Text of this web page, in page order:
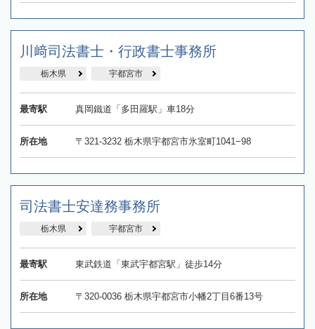
川﨑司法書士・行政書士事務所
栃木県 宇都宮市
最寄駅 真岡鐵道「多田羅駅」車18分
所在地 〒321-3232 栃木県宇都宮市氷室町1041−98
司法書士安達務事務所
栃木県 宇都宮市
最寄駅 東武鉄道「東武宇都宮駅」徒歩14分
所在地 〒320-0036 栃木県宇都宮市小幡2丁目6番13号